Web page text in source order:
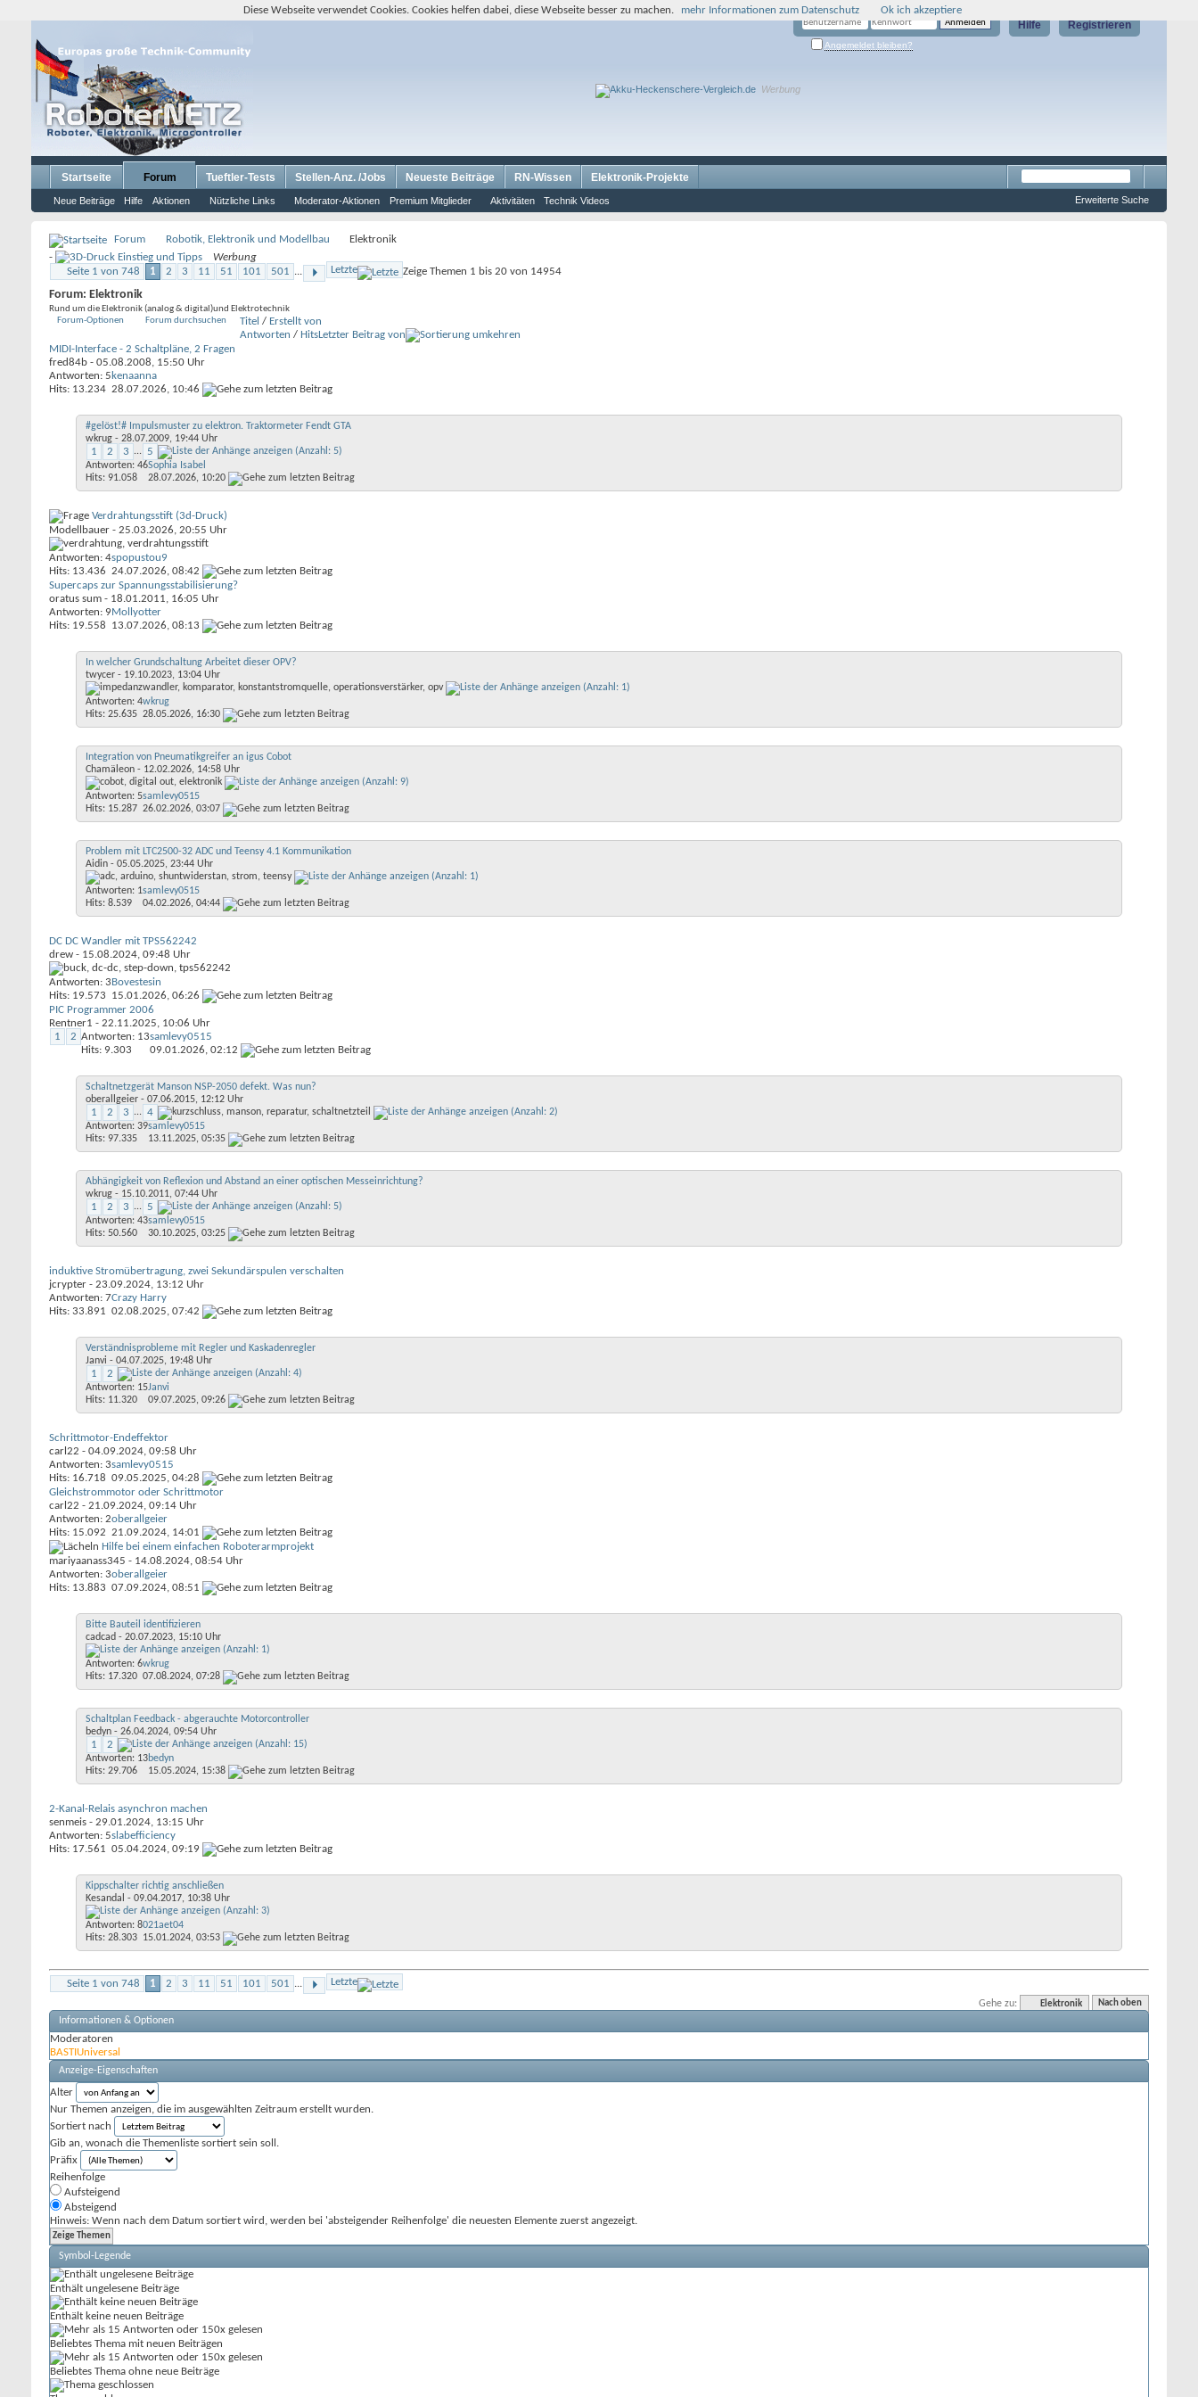
Registrieren
Hilfe
Angemeldet bleiben?
Werbung
Startseite Forum
Neue Beiträge Hilfe Aktionen Nützliche Links Moderator-Aktionen Premium Mitglieder Aktivitäten Technik Videos
Tueftler-Tests Stellen-Anz. /Jobs Neueste Beiträge RN-Wissen Elektronik-Projekte
Erweiterte Suche
Forum Robotik, Elektronik und Modellbau
Elektronik
-
Werbung
Seite 1 von 748
1 2 3 11 51 101 501 ... Letzte Zeige Themen 1 bis 20 von 14954
Forum: Elektronik
Rund um die Elektronik (analog & digital)und Elektrotechnik
Forum-Optionen
Forum durchsuchen Titel / Erstellt von
Antworten / HitsLetzter Beitrag von
MIDI-Interface - 2 Schaltpläne, 2 Fragen
fred84b - 05.08.2008, 15:50 Uhr
Antworten: 5
Hits: 13.234
kenaanna
28.07.2026, 10:46
#gelöst!# Impulsmuster zu elektron. Traktormeter Fendt GTA
wkrug - 28.07.2009, 19:44 Uhr
1 2 3 ... 5
Antworten: 46
Hits: 91.058
Sophia Isabel
28.07.2026, 10:20
Verdrahtungsstift (3d-Druck)
Modellbauer - 25.03.2026, 20:55 Uhr
Antworten: 4
Hits: 13.436
spopustou9
24.07.2026, 08:42
Supercaps zur Spannungsstabilisierung?
oratus sum - 18.01.2011, 16:05 Uhr
Antworten: 9
Hits: 19.558
Mollyotter
13.07.2026, 08:13
In welcher Grundschaltung Arbeitet dieser OPV?
twycer - 19.10.2023, 13:04 Uhr
Antworten: 4
Hits: 25.635
wkrug
28.05.2026, 16:30
Integration von Pneumatikgreifer an igus Cobot
Chamäleon - 12.02.2026, 14:58 Uhr
Antworten: 5
Hits: 15.287
samlevy0515
26.02.2026, 03:07
Problem mit LTC2500-32 ADC und Teensy 4.1 Kommunikation
Aidin - 05.05.2025, 23:44 Uhr
Antworten: 1
Hits: 8.539
samlevy0515
04.02.2026, 04:44
DC DC Wandler mit TPS562242
drew - 15.08.2024, 09:48 Uhr
Antworten: 3
Hits: 19.573
Bovestesin
15.01.2026, 06:26
PIC Programmer 2006
Rentner1 - 22.11.2025, 10:06 Uhr
1
2 Antworten: 13
Hits: 9.303
samlevy0515
09.01.2026, 02:12
Schaltnetzgerät Manson NSP-2050 defekt. Was nun?
oberallgeier - 07.06.2015, 12:12 Uhr
1 2 3 ... 4
Antworten: 39
Hits: 97.335
samlevy0515
13.11.2025, 05:35
Abhängigkeit von Reflexion und Abstand an einer optischen Messeinrichtung?
wkrug - 15.10.2011, 07:44 Uhr
1 2 3 ... 5
Antworten: 43
Hits: 50.560
samlevy0515
30.10.2025, 03:25
induktive Stromübertragung, zwei Sekundärspulen verschalten
jcrypter - 23.09.2024, 13:12 Uhr
Antworten: 7
Hits: 33.891
Crazy Harry
02.08.2025, 07:42
Verständnisprobleme mit Regler und Kaskadenregler
Janvi - 04.07.2025, 19:48 Uhr
1 2
Antworten: 15
Hits: 11.320
Janvi
09.07.2025, 09:26
Schrittmotor-Endeffektor
carl22 - 04.09.2024, 09:58 Uhr
Antworten: 3
Hits: 16.718
samlevy0515
09.05.2025, 04:28
Gleichstrommotor oder Schrittmotor
carl22 - 21.09.2024, 09:14 Uhr
Antworten: 2
Hits: 15.092
oberallgeier
21.09.2024, 14:01
Hilfe bei einem einfachen Roboterarmprojekt
mariyaanass345 - 14.08.2024, 08:54 Uhr
Antworten: 3
Hits: 13.883
oberallgeier
07.09.2024, 08:51
Bitte Bauteil identifizieren
cadcad - 20.07.2023, 15:10 Uhr
Antworten: 6
Hits: 17.320
wkrug
07.08.2024, 07:28
Schaltplan Feedback - abgerauchte Motorcontroller
bedyn - 26.04.2024, 09:54 Uhr
1 2
Antworten: 13
Hits: 29.706
bedyn
15.05.2024, 15:38
2-Kanal-Relais asynchron machen
senmeis - 29.01.2024, 13:15 Uhr
Antworten: 5
Hits: 17.561
slabefficiency
05.04.2024, 09:19
Kippschalter richtig anschließen
Kesandal - 09.04.2017, 10:38 Uhr
Antworten: 8
Hits: 28.303
021aet04
15.01.2024, 03:53
Seite 1 von 748 1 2 3 11 51 101 501 Letzte
Gehe zu: Elektronik Nach oben
Informationen & Optionen
Moderatoren
BASTIUniversal
Anzeige-Eigenschaften
Alter
Nur Themen anzeigen, die im ausgewählten Zeitraum erstellt wurden.
Sortiert nach
Gib an, wonach die Themenliste sortiert sein soll.
Präfix
Reihenfolge
Aufsteigend
Absteigend
Hinweis: Wenn nach dem Datum sortiert wird, werden bei 'absteigender Reihenfolge' die neuesten Elemente zuerst angezeigt.
Symbol-Legende
Enthält ungelesene Beiträge
Enthält keine neuen Beiträge
Beliebtes Thema mit neuen Beiträgen
Beliebtes Thema ohne neue Beiträge
Diese Webseite verwendet Cookies. Cookies helfen dabei, diese Webseite besser zu machen. mehr Informationen zum Datenschutz Ok ich akzeptiere